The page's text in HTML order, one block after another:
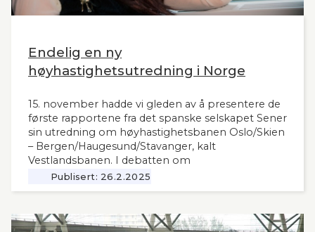
Endelig en ny
høyhastighetsutredning i Norge
15. november hadde vi gleden av å presentere de
første rapportene fra det spanske selskapet Sener
sin utredning om høyhastighetsbanen Oslo/Skien
– Bergen/Haugesund/Stavanger, kalt
Vestlandsbanen. I debatten om
høyhastighetsbaner i Norge har man savnet et
nytt og oppdatert grunnlag, siden tidligere,
tid. Seners utredning vil derfor være interessant
Publisert: 26.2.2025